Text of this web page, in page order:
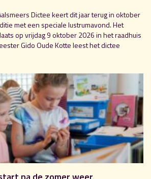
Dictee keert dit jaar terug in oktober
met een speciale lustrumavond. Het
op vrijdag 9 oktober 2026 in het raadhuis
Gido Oude Kotte leest het dictee